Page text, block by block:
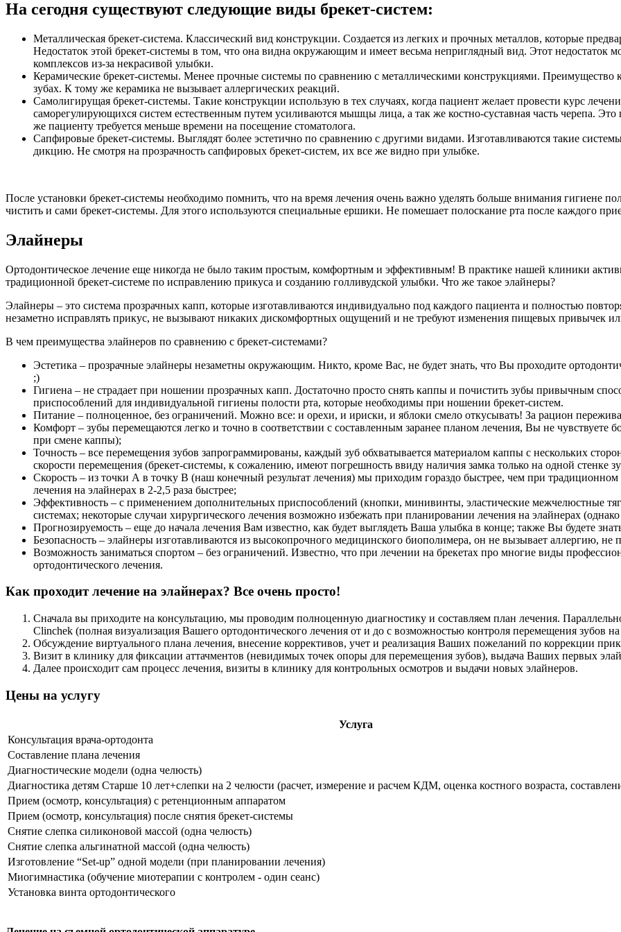
На сегодня существуют следующие виды брекет-систем:
Металлическая брекет-система. Классический вид конструкции. Создается из легких и прочных металлов, которые
Недостаток этой брекет-системы в том, что она видна окружающим и имеет весьма неприглядный вид. Этот недостаток
комплексов из-за некрасивой улыбки.
Керамические брекет-системы. Менее прочные системы по сравнению с металлическими конструкциями. Преимущество
зубах. К тому же керамика не вызывает аллергических реакций.
Самолигирущая брекет-системы. Такие конструкции использую в тех случаях, когда пациент желает провести курс
саморегулирующихся систем естественным путем усиливаются мышцы лица, а так же костно-суставная часть черепа. Это
же пациенту требуется меньше времени на посещение стоматолога.
Сапфировые брекет-системы. Выглядят более эстетично по сравнению с другими видами. Изготавливаются такие
дикцию. Не смотря на прозрачность сапфировых брекет-систем, их все же видно при улыбке.
После установки брекет-системы необходимо помнить, что на время лечения очень важно уделять больше внимания гигиене
чистить и сами брекет-системы. Для этого используются специальные ершики. Не помешает полоскание рта после каждого
Элайнеры
Ортодонтическое лечение еще никогда не было таким простым, комфортным и эффективным! В практике нашей клиники
традиционной брекет-системе по исправлению прикуса и созданию голливудской улыбки. Что же такое элайнеры?
Элайнеры – это система прозрачных капп, которые изготавливаются индивидуально под каждого пациента и полностью
незаметно исправлять прикус, не вызывают никаких дискомфортных ощущений и не требуют изменения пищевых привычек
В чем преимущества элайнеров по сравнению с брекет-системами?
Эстетика – прозрачные элайнеры незаметны окружающим. Никто, кроме Вас, не будет знать, что Вы проходите
;)
Гигиена – не страдает при ношении прозрачных капп. Достаточно просто снять каппы и почистить зубы привычным
приспособлений для индивидуальной гигиены полости рта, которые необходимы при ношении брекет-систем.
Питание – полноценное, без ограничений. Можно все: и орехи, и ириски, и яблоки смело откусывать! За рацион
Комфорт – зубы перемещаются легко и точно в соответствии с составленным заранее планом лечения, Вы не
при смене каппы);
Точность – все перемещения зубов запрограммированы, каждый зуб обхватывается материалом каппы с нескольких
скорости перемещения (брекет-системы, к сожалению, имеют погрешность ввиду наличия замка только на одной стенке
Скорость – из точки А в точку В (наш конечный результат лечения) мы приходим гораздо быстрее, чем при традиционном
лечения на элайнерах в 2-2,5 раза быстрее;
Эффективность – с применением дополнительных приспособлений (кнопки, минивинты, эластические межчелюстные
системах; некоторые случаи хирургического лечения возможно избежать при планировании лечения на элайнерах
Прогнозируемость – еще до начала лечения Вам известно, как будет выглядеть Ваша улыбка в конце; также Вы будете
Безопасность – элайнеры изготавливаются из высокопрочного медицинского биополимера, он не вызывает аллергию, не
Возможность заниматься спортом – без ограничений. Известно, что при лечении на брекетах про многие виды
ортодонтического лечения.
Как проходит лечение на элайнерах? Все очень просто!
Сначала вы приходите на консультацию, мы проводим полноценную диагностику и составляем план лечения.
Clinchek (полная визуализация Вашего ортодонтического лечения от и до с возможностью контроля перемещения зубов
Обсуждение виртуального плана лечения, внесение коррективов, учет и реализация Ваших пожеланий по коррекции
Визит в клинику для фиксации аттачментов (невидимых точек опоры для перемещения зубов), выдача Ваших первых
Далее происходит сам процесс лечения, визиты в клинику для контрольных осмотров и выдачи новых элайнеров.
Цены на услугу
Услуга
Консультация врача-ортодонта
Составление плана лечения
Диагностические модели (одна челюсть)
Диагностика детям Старше 10 лет+слепки на 2 челюсти (расчет, измерение и расчем КДМ, оценка костного возраста,
Прием (осмотр, консультация) с ретенционным аппаратом
Прием (осмотр, консультация) после снятия брекет-системы
Снятие слепка силиконовой массой (одна челюсть)
Снятие слепка альгинатной массой (одна челюсть)
Изготовление “Set-up” одной модели (при планировании лечения)
Миогимнастика (обучение миотерапии с контролем - один сеанс)
Установка винта ортодонтического